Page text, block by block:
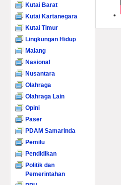
Kutai Barat
Kutai Kartanegara
Kutai Timur
Lingkungan Hidup
Malang
Nasional
Nusantara
Olahraga
Olahraga Lain
Opini
Paser
PDAM Samarinda
Pemilu
Pendidikan
Politik dan
Pemerintahan